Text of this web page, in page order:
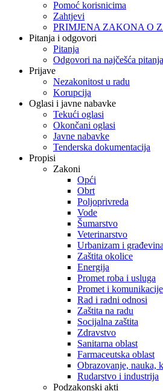
Pomoć korisnicima
Zahtjevi
PRIMJENA ZAKONA O
Pitanja i odgovori
Pitanja
Odgovori na najčešća pitanja
Prijave
Nezakonitost u radu
Korupcija
Oglasi i javne nabavke
Tekući oglasi
Okončani oglasi
Javne nabavke
Tenderska dokumentacija
Propisi
Zakoni
Opći
Obrt
Poljoprivreda
Vode
Šumarstvo
Veterinarstvo
Urbanizam i
Zaštita okolice
Energija
Promet roba i usluga
Promet i komunikacije
Rad i radni odnosi
Zaštita na radu
Socijalna zaštita
Zdravstvo
Sanitarna oblast
Farmaceutska oblast
Obrazovanje, nauka,
Rudarstvo i industrija
Podzakonski akti